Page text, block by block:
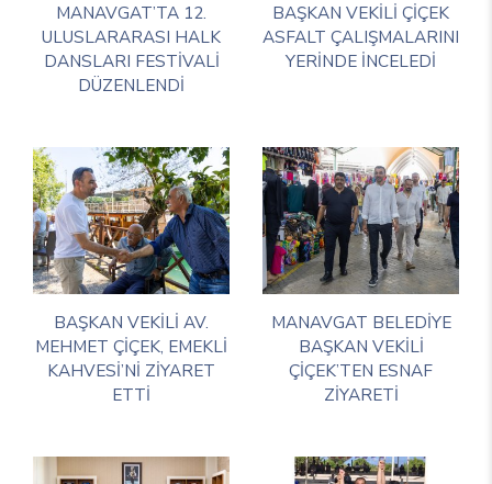
MANAVGAT’TA 12.
ULUSLARARASI HALK
DANSLARI FESTİVALİ
DÜZENLENDİ
BAŞKAN VEKİLİ ÇİÇEK
ASFALT ÇALIŞMALARINI
YERİNDE İNCELEDİ
BAŞKAN VEKİLİ AV.
MEHMET ÇİÇEK, EMEKLİ
KAHVESİ’Nİ ZİYARET
ETTİ
MANAVGAT BELEDİYE
BAŞKAN VEKİLİ
ÇİÇEK’TEN ESNAF
ZİYARETİ